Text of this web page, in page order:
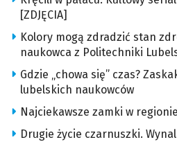
[ZDJĘCIA]
Kolory mogą zdradzić stan
naukowca z Politechniki
Gdzie „chowa się” czas?
lubelskich naukowców
Najciekawsze zamki w
Drugie życie czarnuszki.